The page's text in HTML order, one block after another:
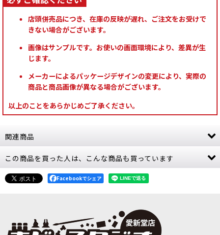
店頭併売品につき、在庫の反映が遅れ、ご注文をお受けで
きない場合がございます。
画像はサンプルです。お使いの画面環境により、差異が生
じます。
メーカーによるパッケージデザインの変更により、実際の
商品と商品画像が異なる場合がございます。
以上のことをあらかじめご了承ください。
関連商品
[バトルトーム] マゴットキン・オヴ・ナーグル
（日本語版）[83-58]
8,800円(税込)
景設定充実 想定される役割（ポイント） マゴット
キン・オヴ・ナーグル軍を遊ぶための中核となる
公式ルールブック …
この商品を買った人は、こんな商品も買っています
Facebookでシェア